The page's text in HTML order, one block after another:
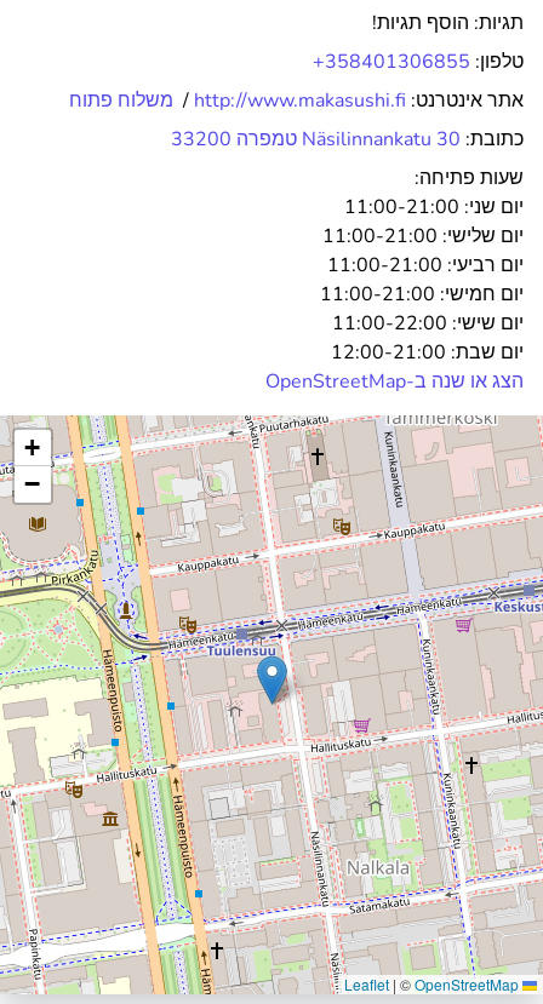
תגיות: הוסף תגיות!
טלפון: +358401306855
אתר אינטרנט: http://www.makasushi.fi
/ משלוח פתוח
כתובת: Näsilinnankatu 30 טמפרה 33200
שעות פתיחה:
יום שני: 11:00-21:00
יום שלישי: 11:00-21:00
יום רביעי: 11:00-21:00
יום חמישי: 11:00-21:00
יום שישי: 11:00-22:00
יום שבת: 12:00-21:00
הצג או שנה ב-OpenStreetMap
+
−
| ©OpenStreetMap